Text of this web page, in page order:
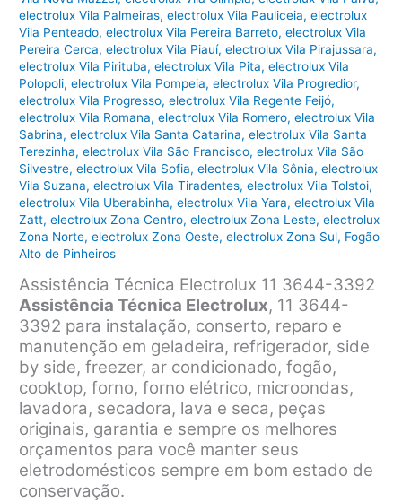
electrolux Vila Palmeiras,electrolux Vila Pauliceia,electrolux
Vila Penteado,electrolux Vila Pereira Barreto,electrolux Vila
Pereira Cerca,electrolux Vila Piauí,electrolux Vila Pirajussara,
electrolux Vila Pirituba,electrolux Vila Pita,electrolux Vila
Polopoli,electrolux Vila Pompeia,electrolux Vila Progredior,
electrolux Vila Progresso,electrolux Vila Regente Feijó,
electrolux Vila Romana,electrolux Vila Romero,electrolux Vila
Sabrina,electrolux Vila Santa Catarina,electrolux Vila Santa
Terezinha,electrolux Vila São Francisco,electrolux Vila São
Silvestre,electrolux Vila Sofia,electrolux Vila Sônia,electrolux
Vila Suzana,electrolux Vila Tiradentes,electrolux Vila Tolstoi,
electrolux Vila Uberabinha,electrolux Vila Yara,electrolux Vila
Zatt,electrolux Zona Centro,electrolux Zona Leste,electrolux
Zona Norte,electrolux Zona Oeste,electrolux Zona Sul, Fogão
Alto de Pinheiros
Assistência Técnica Electrolux 11 3644-3392
Assistência Técnica Electrolux, 11 3644-
3392 para instalação, conserto, reparo e
manutenção em geladeira, refrigerador, side
by side, freezer, ar condicionado, fogão,
cooktop, forno, forno elétrico, microondas,
lavadora, secadora, lava e seca, peças
originais, garantia e sempre os melhores
orçamentos para você manter seus
eletrodomésticos sempre em bom estado de
conservação.